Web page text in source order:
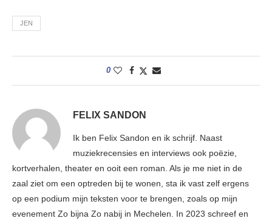
JEN
0
FELIX SANDON
Ik ben Felix Sandon en ik schrijf. Naast
muziekrecensies en interviews ook poëzie,
kortverhalen, theater en ooit een roman. Als je me niet in de
zaal ziet om een optreden bij te wonen, sta ik vast zelf ergens
op een podium mijn teksten voor te brengen, zoals op mijn
evenement Zo bijna Zo nabij in Mechelen. In 2023 schreef en